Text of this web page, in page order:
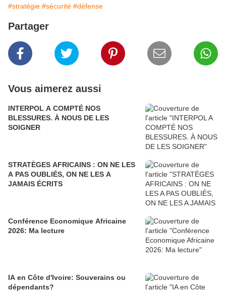
#stratégie #sécurité #défense
Partager
Vous aimerez aussi
INTERPOL A COMPTÉ NOS
BLESSURES. À NOUS DE LES
SOIGNER
STRATÈGES AFRICAINS : ON NE LES
A PAS OUBLIÉS, ON NE LES A
JAMAIS ÉCRITS
Conférence Economique Africaine
2026: Ma lecture
IA en Côte d'Ivoire: Souverains ou
dépendants?